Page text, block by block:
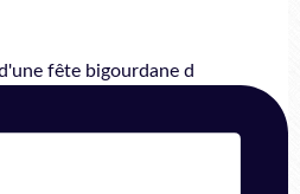
fête bigourdane d